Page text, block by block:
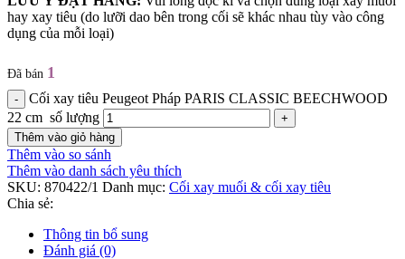
hay xay tiêu (do lưỡi dao bên trong cối sẽ khác nhau tùy vào công
dụng của mỗi loại)
Đã bán 1
Cối xay tiêu Peugeot Pháp PARIS CLASSIC BEECHWOOD
22 cm số lượng
Thêm vào giỏ hàng
Thêm vào so sánh
Thêm vào danh sách yêu thích
SKU: 870422/1 Danh mục: Cối xay muối & cối xay tiêu
Chia sẻ:
Thông tin bổ sung
Đánh giá (0)